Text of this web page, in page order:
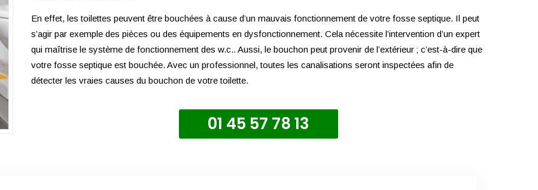
En effet, les toilettes peuvent être bouchées à cause d’un mauvais fonctionnement de votre fosse septique. Il peut
s’agir par exemple des pièces ou des équipements en dysfonctionnement. Cela nécessite l’intervention d’un expert
qui maîtrise le système de fonctionnement des w.c.. Aussi, le bouchon peut provenir de l’extérieur ; c’est-à-dire que
votre fosse septique est bouchée. Avec un professionnel, toutes les canalisations seront inspectées afin de
détecter les vraies causes du bouchon de votre toilette.
01 45 57 78 13